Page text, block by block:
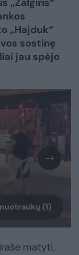
„Hajduk“
sostinę
jau spėjo
(1)
matyti,